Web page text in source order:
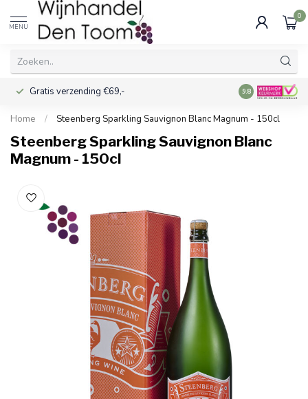
MENU
0
Gratis verzending €69,- Voor 16:00
9.8
Home / Steenberg Sparkling Sauvignon Blanc Magnum - 150cl
Steenberg Sparkling Sauvignon Blanc
Magnum - 150cl